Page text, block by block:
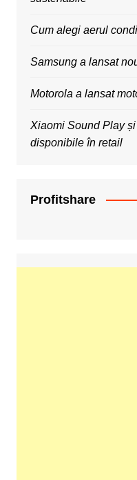
Cum alegi aerul
Samsung a lansat
Motorola a lansat
Xiaomi Sound Play
disponibile în retail
Profitshare